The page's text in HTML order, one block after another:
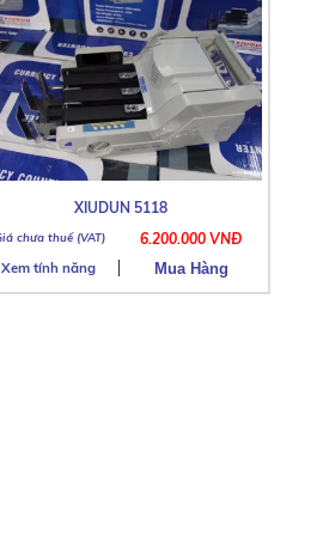
XIUDUN 5118
6.200.000 VNĐ
Xem tính năng